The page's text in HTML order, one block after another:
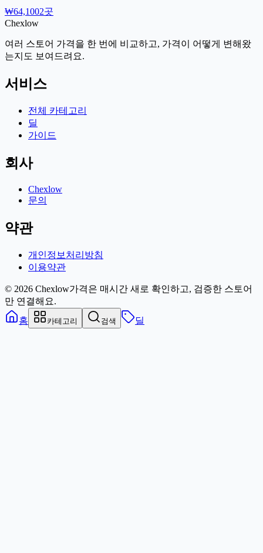
₩64,1002곳
Chexlow
여러 스토어 가격을 한 번에 비교하고, 가격이 어떻게 변해왔
는지도 보여드려요.
서비스
전체 카테고리
딜
가이드
회사
Chexlow
문의
약관
개인정보처리방침
이용약관
© 2026 Chexlow가격은 매시간 새로 확인하고, 검증한 스토어
만 연결해요.
홈
카테고리 검색 딜